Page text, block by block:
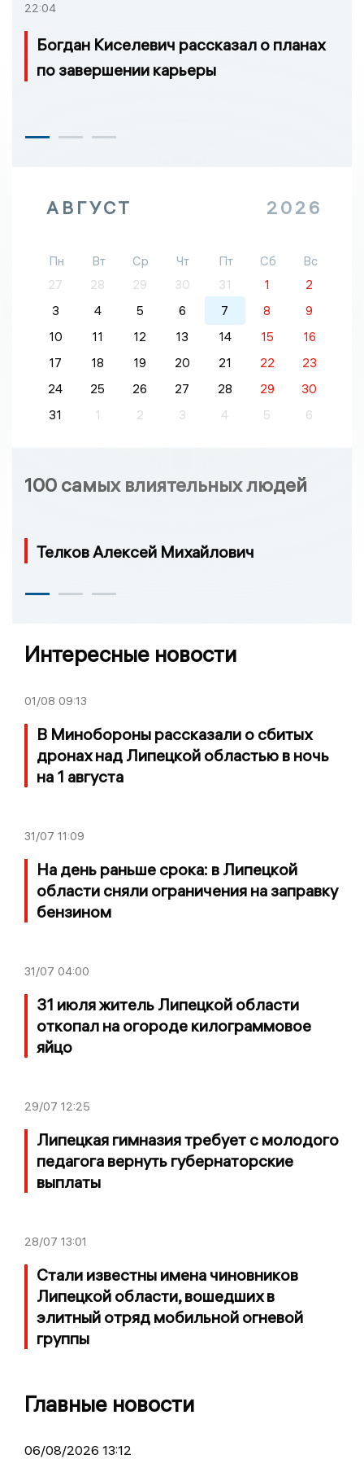
22:04
Богдан Киселевич рассказал о планах
по завершении карьеры
АВГУСТ 2026
Пн Вт Ср Чт Пт Сб
Вс
27
28 29 30 31 1
2
3
4 5 6 7 8
9
10
11 12 13 14 15
16
17
18 19 20 21 22
23
24
25 26 27 28 29
30
31
1 2 3 4 5 6
100 самых влиятельных людей
Телков Алексей Михайлович
Интересные новости
01/08 09:13
В Минобороны рассказали о сбитых
дронах над Липецкой областью в ночь
на 1 августа
31/07 11:09
На день раньше срока: в Липецкой
области сняли ограничения на заправку
бензином
31/07 04:00
31 июля житель Липецкой области
откопал на огороде килограммовое
яйцо
29/07 12:25
Липецкая гимназия требует с молодого
педагога вернуть губернаторские
выплаты
28/07 13:01
Стали известны имена чиновников
Липецкой области, вошедших в
элитный отряд мобильной огневой
группы
Главные новости
06/08/2026 13:12